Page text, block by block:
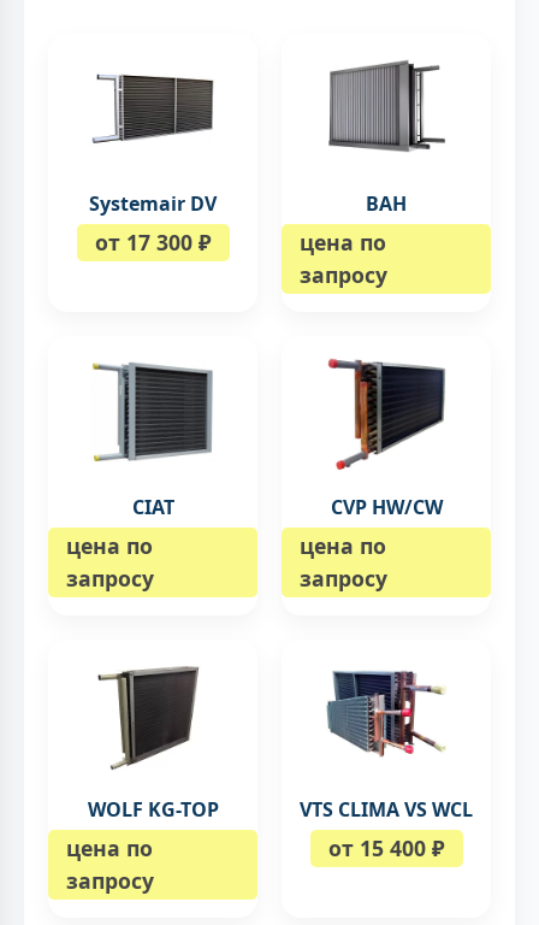
Systemair DV
от 17 300 ₽
ВAH
цена по
запросу
CIAT
цена по
запросу
CVP HW/CW
цена по
запросу
WOLF KG-TOP
цена по
запросу
VTS CLIMA VS WCL
от 15 400 ₽